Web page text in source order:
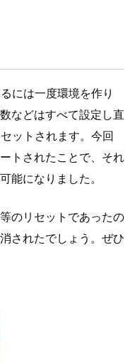
には一度環境を作り
などはすべて設定し直
ットされます。今回
トされたことで、それ
能になりました。
のリセットであったの
されたでしょう。ぜひ